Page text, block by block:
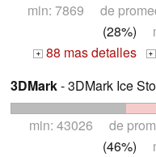
min: 7869 de
(28%)
+ 88 mas detalles +
3DMark- 3DMark Ice
min: 43026 de
(46%)